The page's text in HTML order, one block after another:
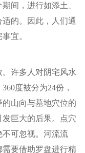
间，进行如添土、
的。因此，人们通
宜。
许多人对阴宅风水
度被分为24份，
山向与墓地穴位的
巨大的后果。点穴
可忽视。河流流
要借助罗盘进行精